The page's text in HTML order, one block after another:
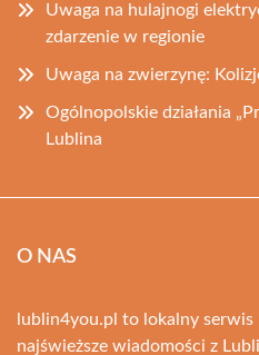
Uwaga na hulajnogi
zdarzenie w regionie
Uwaga na zwierzynę:
Ogólnopolskie działania
Lublina
O NAS
lublin4you.pl to lokalny
najświeższe wiadomości z